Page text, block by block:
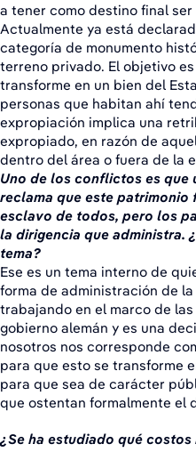
a tener como destino final
Actualmente ya está
categoría de monumento
terreno privado. El objetivo
transforme en un bien del
personas que habitan ahí
expropiación implica una
expropiado, en razón de
dentro del área o fuera de la
Uno de los conflictos es que
reclama que este
esclavo de todos, pero los
la dirigencia que administra.
tema?
Ese es un tema interno de
forma de administración de
trabajando en el marco de
gobierno alemán y es una
nosotros nos corresponde
para que esto se transforme
para que sea de carácter
que ostentan formalmente el
¿Se ha estudiado qué